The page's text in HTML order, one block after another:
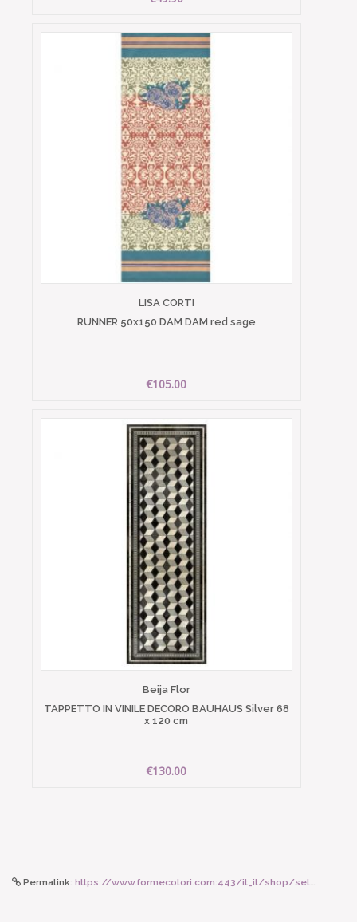
LISA CORTI
RUNNER 50x150 DAM DAM red sage
€105.00
Beija Flor
TAPPETTO IN VINILE DECORO BAUHAUS Silver 68
x 120 cm
€130.00
Permalink: https://www.formecolori.com:443/it_it/shop/seletti_art_de_la_table/tazze/seletti_set_da_te_con_tazza_e_piattino_in_porcellana_e_oro_kintsugi_3/5977